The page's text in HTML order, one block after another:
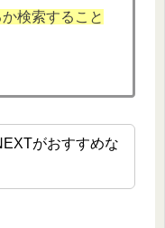
検索すること
がおすすめな